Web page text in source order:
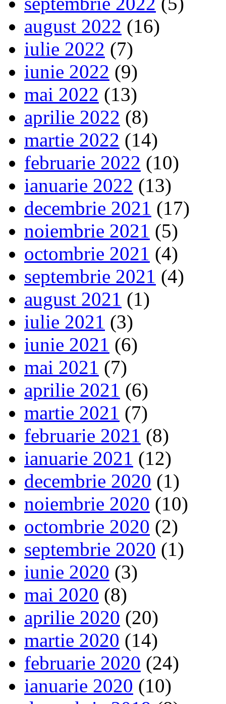
august 2022 (16)
iulie 2022 (7)
iunie 2022 (9)
mai 2022 (13)
aprilie 2022 (8)
martie 2022 (14)
februarie 2022 (10)
ianuarie 2022 (13)
decembrie 2021 (17)
noiembrie 2021 (5)
octombrie 2021 (4)
septembrie 2021 (4)
august 2021 (1)
iulie 2021 (3)
iunie 2021 (6)
mai 2021 (7)
aprilie 2021 (6)
martie 2021 (7)
februarie 2021 (8)
ianuarie 2021 (12)
decembrie 2020 (1)
noiembrie 2020 (10)
octombrie 2020 (2)
septembrie 2020 (1)
iunie 2020 (3)
mai 2020 (8)
aprilie 2020 (20)
martie 2020 (14)
februarie 2020 (24)
ianuarie 2020 (10)